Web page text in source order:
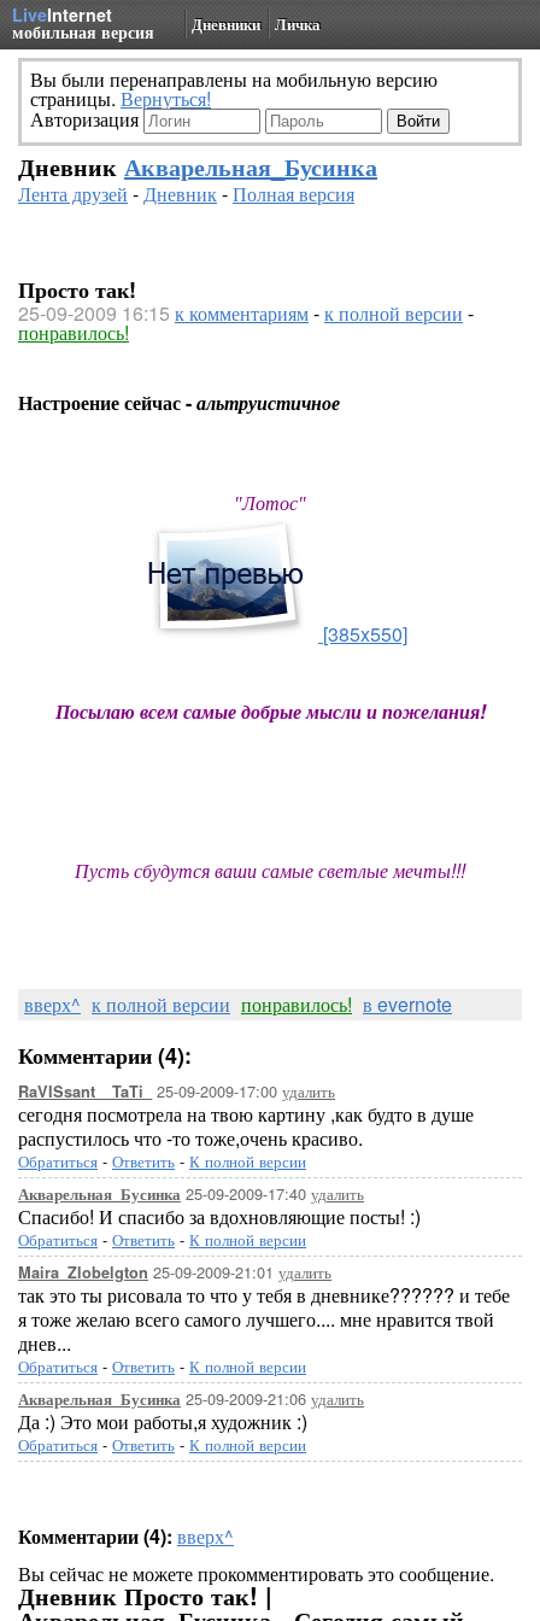
LiveInternet
мобильная версия Дневники Личка
Вы были перенаправлены на мобильную версию
страницы. Вернуться!
Авторизация
Дневник Акварельная_Бусинка
Лента друзей -Дневник-Полная версия
Просто так!
25-09-2009 16:15 к комментариям-к полной версии -
понравилось!
Настроение сейчас -альтруистичное
"Лотос"
[385x550]
Посылаю всем самые добрые мысли и пожелания!
Пусть сбудутся ваши самые светлые мечты!!!
вверх^ к полной версии понравилось! в evernote
Комментарии (4):
RaVISsant__TaTi_ 25-09-2009-17:00 удалить
сегодня посмотрела на твою картину ,как будто в душе
распустилось что -то тоже,очень красиво.
Обратиться - Ответить - К полной версии
Акварельная_Бусинка 25-09-2009-17:40 удалить
Спасибо! И спасибо за вдохновляющие посты! :)
Обратиться - Ответить - К полной версии
Maira_Zlobelgton 25-09-2009-21:01 удалить
так это ты рисовала то что у тебя в дневнике?????? и тебе
я тоже желаю всего самого лучшего.... мне нравится твой
днев...
Обратиться - Ответить - К полной версии
Акварельная_Бусинка 25-09-2009-21:06 удалить
Да :) Это мои работы,я художник :)
Обратиться - Ответить - К полной версии
Комментарии (4): вверх^
Вы сейчас не можете прокомментировать это сообщение.
Дневник Просто так! |